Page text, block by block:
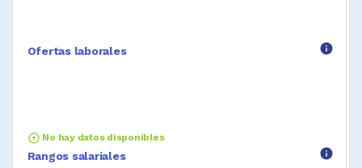
Ofertas laborales info
arrow_circle_up No hay datos disponibles
Rangos salariales info